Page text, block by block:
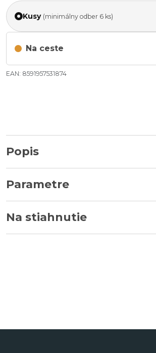
Kusy (minimálny odber 6 ks)
Na ceste
EAN: 8591957531874
Popis
Parametre
Na stiahnutie